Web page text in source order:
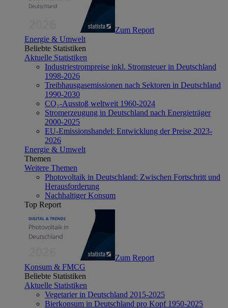
Zum Report
Energie & Umwelt
Beliebte Statistiken
Aktuelle Statistiken
Industriestrompreise inkl. Stromsteuer in Deutschland
1998-2026
Treibhausgasemissionen nach Sektoren in Deutschland
1990-2030
CO₂-Ausstoß weltweit 1960-2024
Stromerzeugung in Deutschland nach Energieträger
2000-2025
EU-Emissionshandel: Entwicklung der Preise 2023-
2026
Energie & Umwelt
Themen
Weitere Themen
Photovoltaik in Deutschland: Zwischen Fortschritt und
Herausforderung
Nachhaltiger Konsum
Top Report
Zum Report
Konsum & FMCG
Beliebte Statistiken
Aktuelle Statistiken
Vegetarier in Deutschland 2015-2025
Bierkonsum in Deutschland pro Kopf 1950-2025